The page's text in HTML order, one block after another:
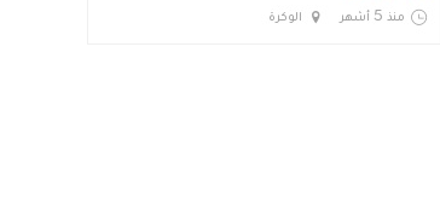
منذ 5 أشهر الوكرة